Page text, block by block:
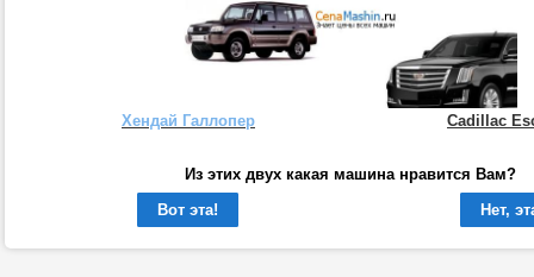
Хендай Галлопер Cadillac
Из этих двух какая машина нравится Вам?
Вот эта!
Нет,